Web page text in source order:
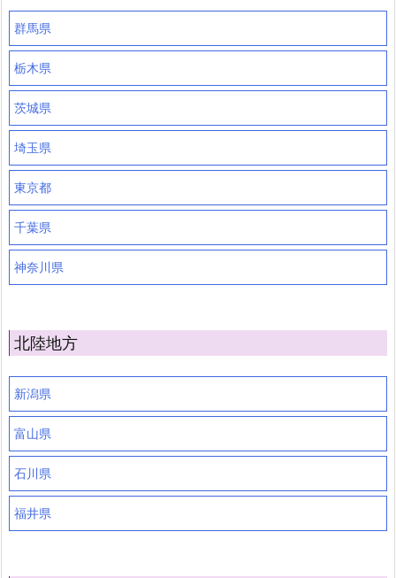
群馬県
栃木県
茨城県
埼玉県
東京都
千葉県
神奈川県
北陸地方
新潟県
富山県
石川県
福井県